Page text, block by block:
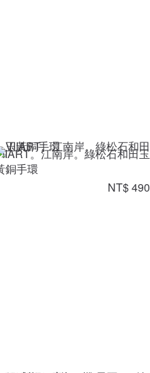
。江南岸。綠松石和田玉
銅手環
NT$ 490